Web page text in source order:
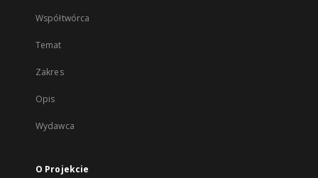
Współtwórca
Temat
Zakres
Opis
Wydawca
O Projekcie